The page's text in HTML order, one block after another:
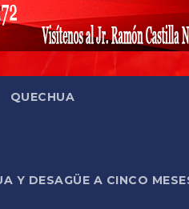
QUECHUA
Y DESAGÜE A CINCO